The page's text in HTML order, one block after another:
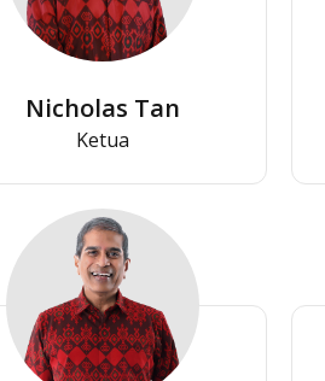
Nicholas Tan
Ketua